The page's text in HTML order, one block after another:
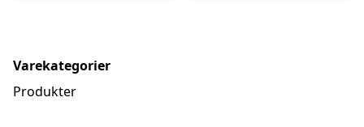
Varekategorier
Produkter